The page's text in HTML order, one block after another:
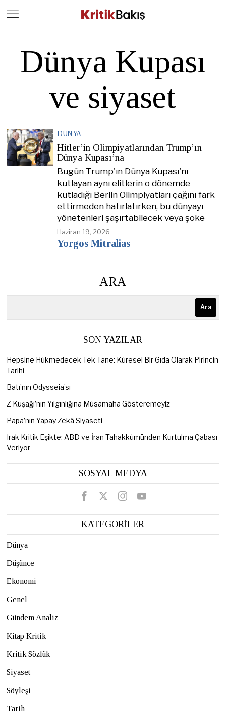
Dünya Kupası
ve siyaset
DÜNYA
Hitler’in Olimpiyatlarından Trump’ın
Dünya Kupası’na
Bugün Trump'ın Dünya Kupası'nı
kutlayan aynı elitlerin o dönemde
kutladığı Berlin Olimpiyatları çağını fark
ettirmeden hatırlatırken, bu dünyayı
yönetenleri şaşırtabilecek veya şoke
Haziran 19, 2026
Yorgos Mitralias
ARA
Ara
SON YAZILAR
Hepsine Hükmedecek Tek Tane: Küresel Bir Gıda Olarak Pirincin
Tarihi
Batı’nın Odysseia’sı
Z Kuşağı’nın Yılgınlığına Müsamaha Gösteremeyiz
Papa’nın Yapay Zekâ Siyaseti
Irak Kritik Eşikte: ABD ve İran Tahakkümünden Kurtulma Çabası
Veriyor
SOSYAL MEDYA
KATEGORİLER
Dünya
Düşünce
Ekonomi
Genel
Gündem Analiz
Kitap Kritik
Kritik Sözlük
Siyaset
Söyleşi
Tarih